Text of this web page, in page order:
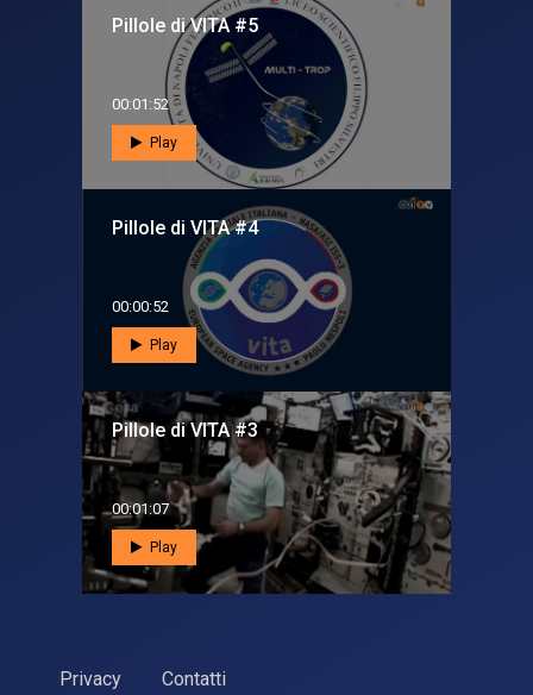
Pillole di VITA #5
00:01:52
Play
Pillole di VITA #4
00:00:52
Play
Pillole di VITA #3
00:01:07
Play
Privacy Contatti